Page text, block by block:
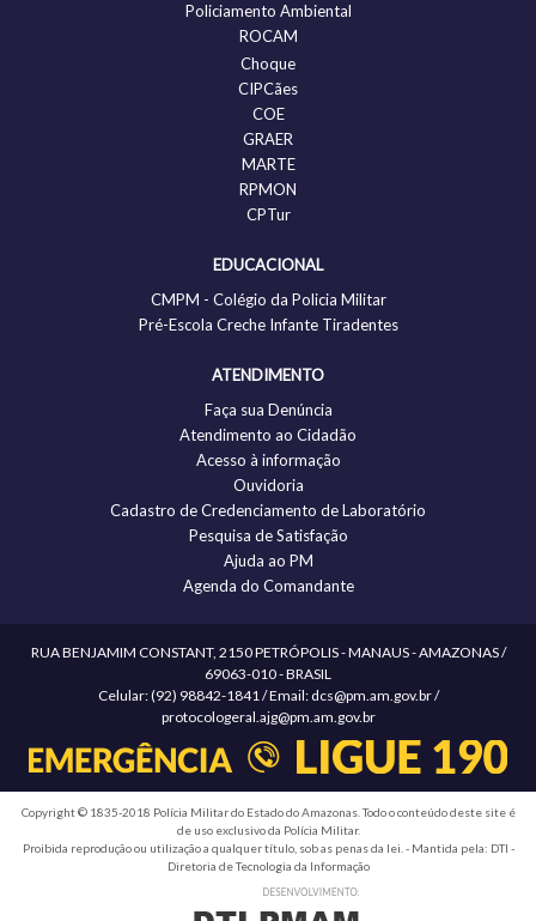
Policiamento Ambiental
ROCAM
Choque
CIPCães
COE
GRAER
MARTE
RPMON
CPTur
EDUCACIONAL
CMPM - Colégio da Policia Militar
Pré-Escola Creche Infante Tiradentes
ATENDIMENTO
Faça sua Denúncia
Atendimento ao Cidadão
Acesso à informação
Ouvidoria
Cadastro de Credenciamento de Laboratório
Pesquisa de Satisfação
Ajuda ao PM
Agenda do Comandante
RUA BENJAMIM CONSTANT, 2150 PETRÓPOLIS - MANAUS - AMAZONAS /
69063-010 - BRASIL
Celular: (92) 98842-1841 / Email: dcs@pm.am.gov.br /
protocologeral.ajg@pm.am.gov.br
Copyright © 1835-2018 Polícia Militar do Estado do Amazonas. Todo o conteúdo deste site é
de uso exclusivo da Polícia Militar.
Proibida reprodução ou utilização a qualquer título, sob as penas da lei. - Mantida pela: DTI -
Diretoria de Tecnologia da Informação